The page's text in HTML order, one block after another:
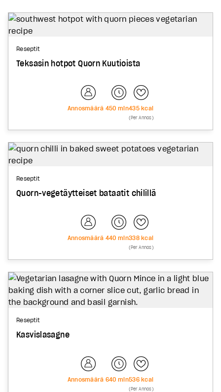
Reseptit
Teksasin hotpot Quorn Kuutioista
Annosmäärä 450 min435kcal
(Per Annos)
Reseptit
Quorn-vegetäytteiset bataatit chilillä
Annosmäärä 440 min338kcal
(Per Annos)
Reseptit
Kasvislasagne
Annosmäärä 640 min536kcal
(Per Annos)